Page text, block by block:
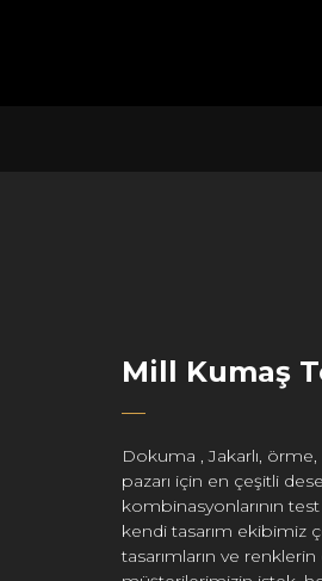
Mill Kumaş
Dokuma , Jakarlı,
pazarı için en çeşitli
kombinasyonlarının
kendi tasarım ekibimiz
tasarımların ve